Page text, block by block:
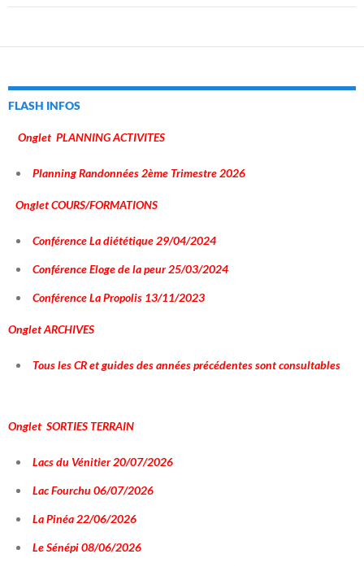
FLASH INFOS
Onglet PLANNING ACTIVITES
Planning Randonnées 2ème Trimestre 2026
Onglet COURS/FORMATIONS
Conférence La diététique 29/04/2024
Conférence Eloge de la peur 25/03/2024
Conférence La Propolis 13/11/2023
Onglet ARCHIVES
Tous les CR et guides des années précédentes sont consultables
Onglet SORTIES TERRAIN
Lacs du Vénitier 20/07/2026
Lac Fourchu 06/07/2026
La Pinéa 22/06/2026
Le Sénépi 08/06/2026